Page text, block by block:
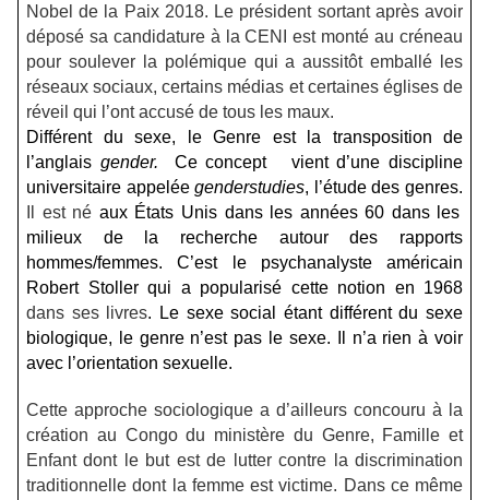
Nobel de la Paix 2018. Le président sortant après avoir
déposé sa candidature à la CENI est monté au créneau
pour soulever la polémique qui a aussitôt emballé les
réseaux sociaux, certains médias et certaines églises de
réveil qui l’ont accusé de tous les maux.
Différent du sexe, le Genre est la transposition de
l’anglais gender. Ce concept vientd’une discipline
universitaire appeléegenderstudies, l’étude des genres.
Il est né aux États Unisdans les années 60 dans les
milieux de la recherche autour des rapports
hommes/femmes. C’est le psychanalyste américain
Robert Stoller qui a popularisé cette notion en 1968
dans ses livres. Le sexe social étant différent du sexe
biologique, le genre n’est pas le sexe. Il n’a rien à voir
avec l’orientation sexuelle.
Cette approche sociologique a d’ailleurs concouru à la
création au Congo du ministère du Genre, Famille et
Enfant dont le but est de lutter contre la discrimination
traditionnelle dont la femme est victime. Dans ce même